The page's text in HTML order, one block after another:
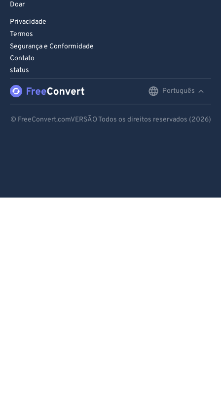
Doar
Privacidade
Termos
Segurança e Conformidade
Contato
status
Português
© FreeConvert.comVERSÃO Todos os direitos reservados (2026)